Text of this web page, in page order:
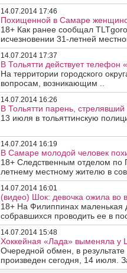
14.07.2014 17:46
Похищенной в Самаре
18+ Как ранее сообщал
исчезновении 31-летней
14.07.2014 17:37
В Тольятти действует телефон
На территории городского
вопросам, возникающим ..
14.07.2014 16:26
В Тольятти парень, стрелявший
13 июля в тольяттинскую
14.07.2014 16:19
В Самаре молодой человек
18+ Следственным отделом
летнему местному жителю в
14.07.2014 16:01
(видео) Шок: девочка ожила во
18+ На Филиппинах маленькая
собравшихся проводить ее в
14.07.2014 15:48
Хоккейная «Лада» выменяла у
Очередной обмен, в результате
произведен сегодня, 14 июля.